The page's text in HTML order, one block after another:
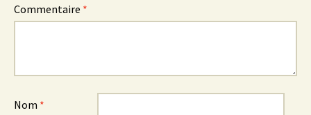
Commentaire *
Nom *